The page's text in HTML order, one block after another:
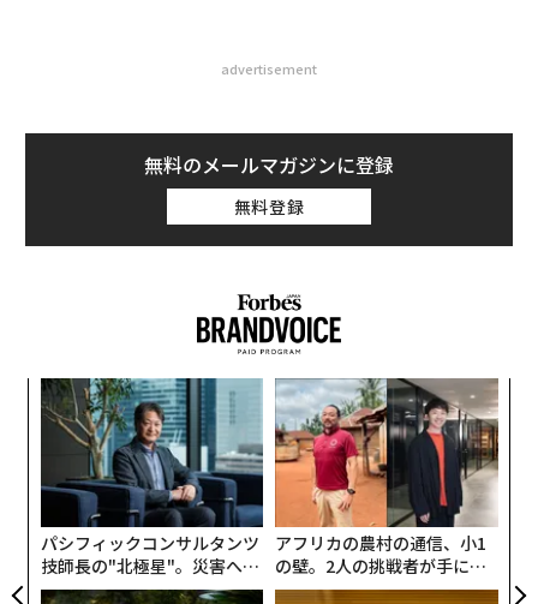
advertisement
無料のメールマガジンに登録
無料登録
パシフィックコンサルタンツ
技師長の"北極星"。災害への
無力感を乗り越え見つけた、
アフリカの農村の通信、小1
の壁。2人の挑戦者が手にし
た「次なる武器」